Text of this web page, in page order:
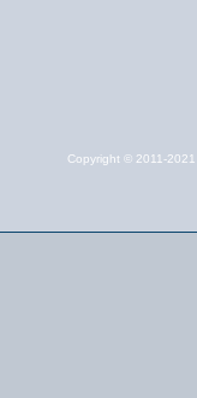
Copyright © 2011-